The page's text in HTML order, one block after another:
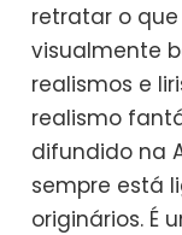
retratar o
visualmente
realismos e
realismo
difundido na
sempre está
originários. É